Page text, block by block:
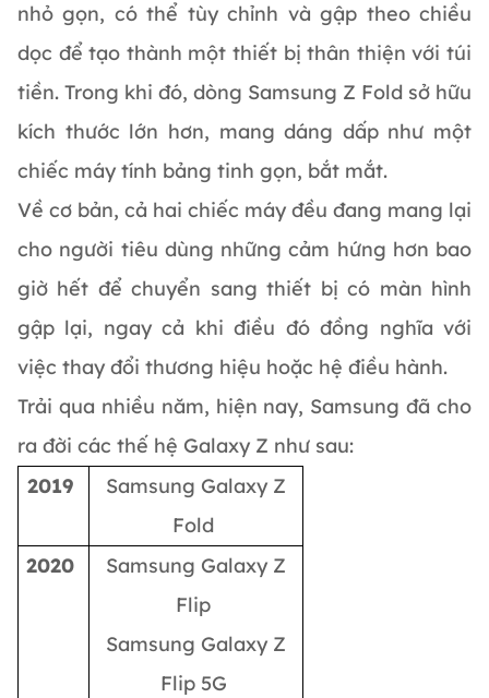
nhỏ gọn, có thể tùy chỉnh và gập theo chiều
dọc để tạo thành một thiết bị thân thiện với túi
tiền. Trong khi đó, dòng Samsung Z Fold sở hữu
kích thước lớn hơn, mang dáng dấp như một
chiếc máy tính bảng tinh gọn, bắt mắt.
Về cơ bản, cả hai chiếc máy đều đang mang lại
cho người tiêu dùng những cảm hứng hơn bao
giờ hết để chuyển sang thiết bị có màn hình
gập lại, ngay cả khi điều đó đồng nghĩa với
việc thay đổi thương hiệu hoặc hệ điều hành.
Trải qua nhiều năm, hiện nay, Samsung đã cho
ra đời các thế hệ Galaxy Z như sau:
2019
Samsung Galaxy Z
Fold
2020
Samsung Galaxy Z
Flip
Samsung Galaxy Z
Flip 5G